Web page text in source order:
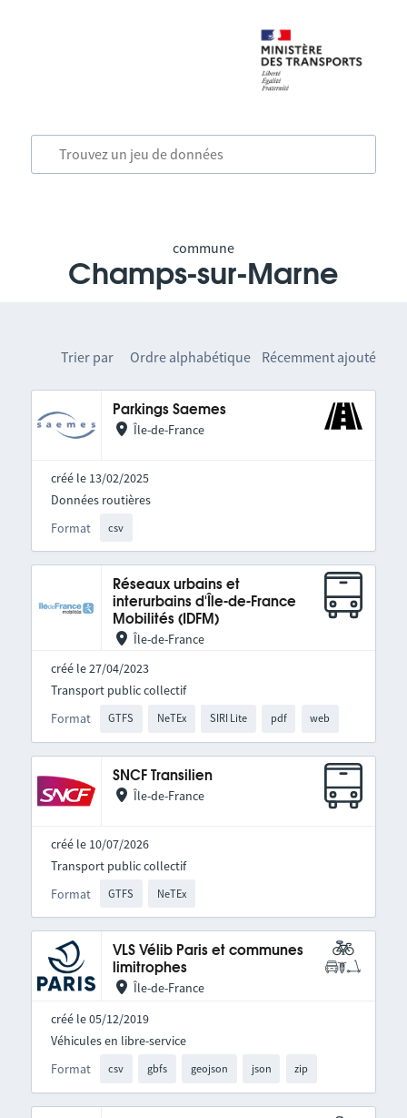
commune
Champs-sur-Marne
Trier par Ordre alphabétique Récemment ajouté
Parkings Saemes
Île-de-France
créé le 13/02/2025
Format csv
Données routières
Réseaux urbains et
interurbains d'Île-de-France
Mobilités (IDFM)
Île-de-France
créé le 27/04/2023
Format GTFS NeTEx SIRI Lite pdf web
Transport public collectif
SNCF Transilien
Île-de-France
créé le 10/07/2026
Format GTFS NeTEx
Transport public collectif
VLS Vélib Paris et communes
limitrophes
Île-de-France
créé le 05/12/2019
Format csv gbfs geojson json zip
Véhicules en libre-service